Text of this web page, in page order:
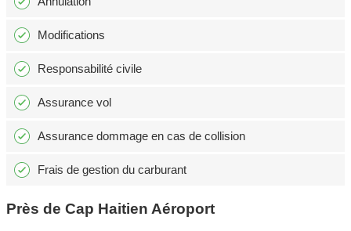
Modifications
Responsabilité civile
Assurance vol
Assurance dommage en cas de collision
Frais de gestion du carburant
Près de Cap Haitien Aéroport